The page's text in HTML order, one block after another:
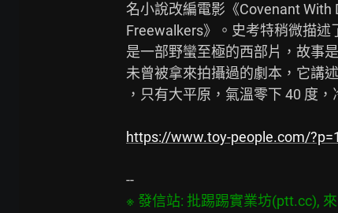
名小說改編電影《Covenant
Freewalkers》。史考特稍微描述
是一部野蠻至極的西部片，故事
未曾被拿來拍攝過的劇本，它講
，只有大平原，氣溫零下 40 度
https://www.toy-people.com/
※ 發信站: 批踢踢實業坊(ptt.cc),